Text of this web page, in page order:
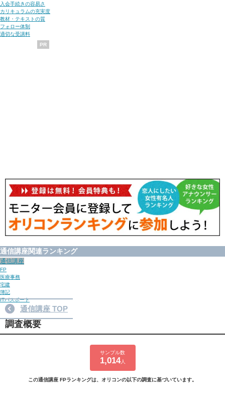
入会手続きの容易さ
カリキュラムの充実度
教材・テキストの質
フォロー体制
適切な受講料
PR
通信講座関連ランキング
通信講座
FP
医療事務
宅建
簿記
ITパスポート
通信講座 TOP
調査概要
サンプル数
1,014人
この通信講座 FPランキングは、オリコンの以下の調査に基づいています。